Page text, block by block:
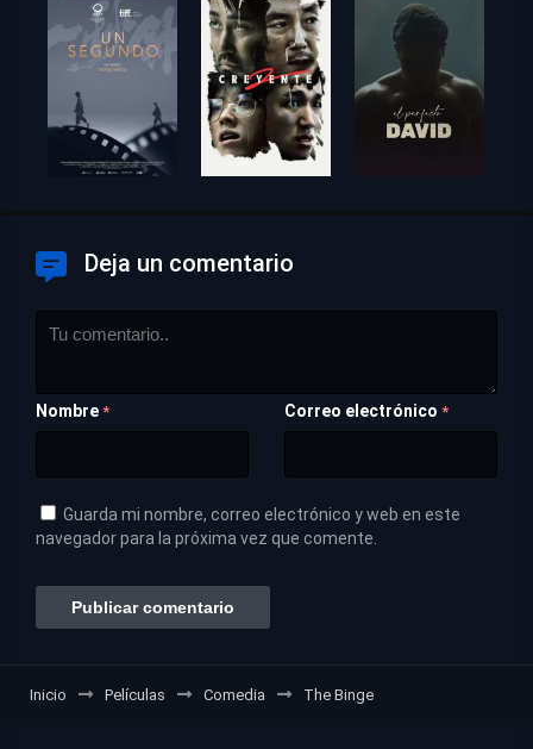
Deja un comentario
Nombre * Correo electrónico *
Guarda mi nombre, correo electrónico y web en este
navegador para la próxima vez que comente.
Inicio Películas Comedia The Binge